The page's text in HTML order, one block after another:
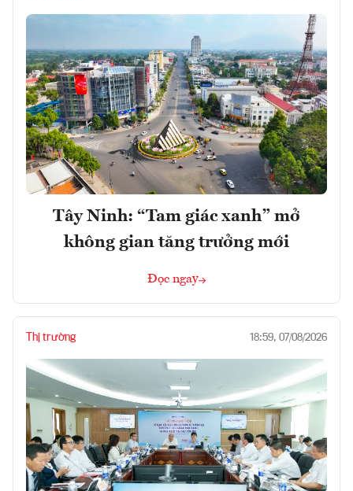
Tây Ninh: “Tam giác xanh” mở
không gian tăng trưởng mới
Đọc ngay
Thị trường 18:59, 07/08/2026